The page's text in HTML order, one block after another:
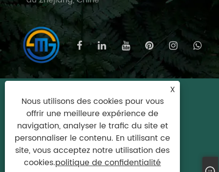
Copyright © 2025 Wenzhou Meishijie
Household Products Co., Ltd. Tous droits
réservés.
Links|Sitemap |RSS|XML|politique de
confidentialité
X
Nous utilisons des cookies pour vous
offrir une meilleure expérience de
navigation, analyser le trafic du site et
personnaliser le contenu. En utilisant ce
site, vous acceptez notre utilisation des
cookies.politique de confidentialité